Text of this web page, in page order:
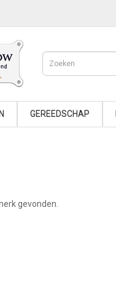
GEREEDSCHAP
gevonden.